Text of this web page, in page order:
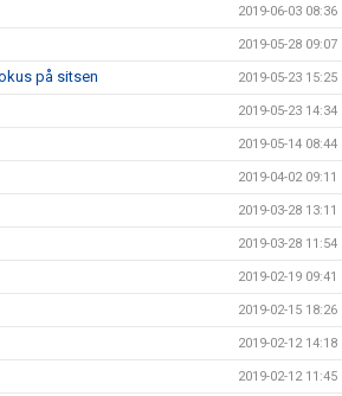
2019-06-03 08:36
2019-05-28 09:07
på sitsen 2019-05-23 15:25
2019-05-23 14:34
2019-05-14 08:44
2019-04-02 09:11
2019-03-28 13:11
2019-03-28 11:54
2019-02-19 09:41
2019-02-15 18:26
2019-02-12 14:18
2019-02-12 11:45